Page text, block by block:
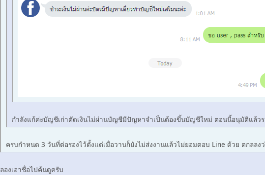
กำลังแก้ค่ะบัญชีเก่าตัดเงินไม่ผ่านบัญชีมีปัญหาจำเป็นต้องขึ้นบัญชีใหม่ ตอนนี้อนุมัติแล้ว
ครบกำหนด 3 วันที่ต่อรองไว้ตั้งแต่เมื่อวานก็ยังไม่ส่งงานแล้วไม่ยอมตอบ Line ด้วย ตกลลง
ลองเอาชื่อไปค้นดูครับ